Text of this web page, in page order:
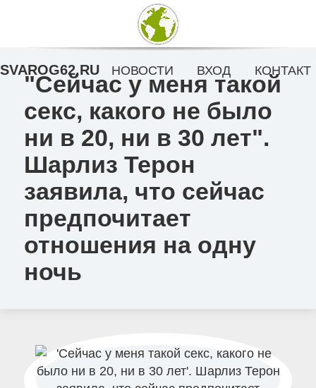
"Сейчас у меня такой
секс, какого не было
ни в 20, ни в 30 лет".
Шарлиз Терон
заявила, что сейчас
предпочитает
отношения на одну
ночь
SVAROG62.RU НОВОСТИ ВХОД КОНТАКТ